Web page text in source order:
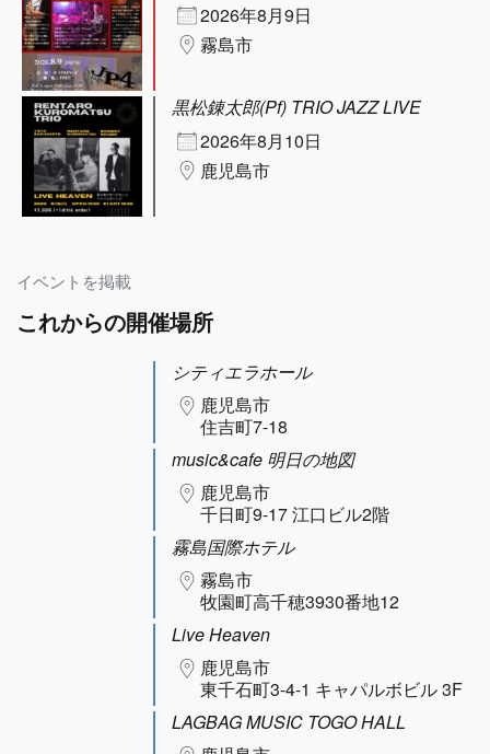
2026年8月9日
霧島市
黒松錬太郎(Pf) TRIO JAZZ LIVE
2026年8月10日
鹿児島市
イベントを掲載
これからの開催場所
シティエラホール
鹿児島市
住吉町7-18
music&cafe 明日の地図
鹿児島市
千日町9-17 江口ビル2階
霧島国際ホテル
霧島市
牧園町高千穂3930番地12
Live Heaven
鹿児島市
東千石町3-4-1 キャパルボビル 3F
LAGBAG MUSIC TOGO HALL